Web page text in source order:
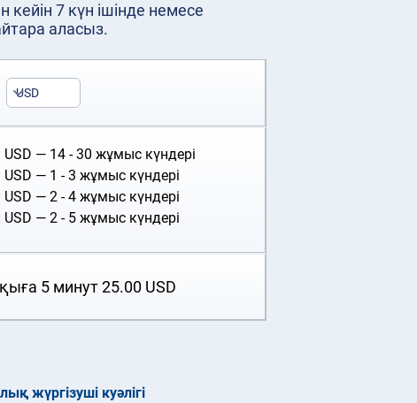
7 күн ішінде немесе
аласыз.
USD
USD — 14 - 30 жұмыс күндері
USD — 1 - 3 жұмыс күндері
USD — 2 - 4 жұмыс күндері
USD — 2 - 5 жұмыс күндері
5 минут25.00 USD
жүргізуші куәлігі